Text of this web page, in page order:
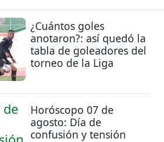
¿Cuántos goles
anotaron?: así quedó la
tabla de goleadores del
torneo de la Liga
Horóscopo 07 de
agosto: Día de
confusión y tensión